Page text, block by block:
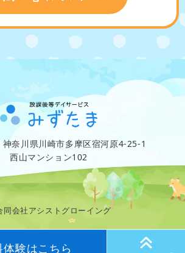
体験はこちら
奈川県川崎市多摩区宿河原4-25-1
西山マンション102
会社アシストグローイング